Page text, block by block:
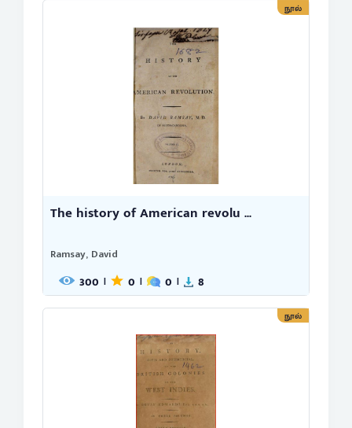
நூல்
The history of American revolu ...
Ramsay, David
300 | 0 | 0 | 8
நூல்